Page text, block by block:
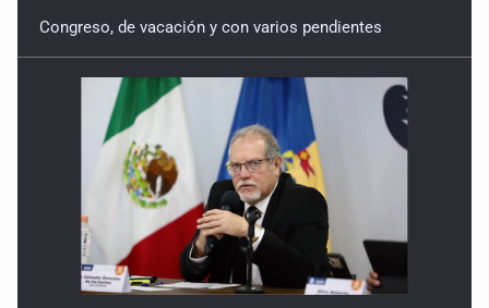
Congreso, de vacación y con varios pendientes